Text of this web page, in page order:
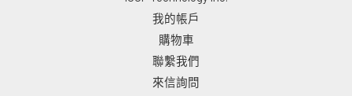
我的帳戶
購物車
聯繫我們
來信詢問